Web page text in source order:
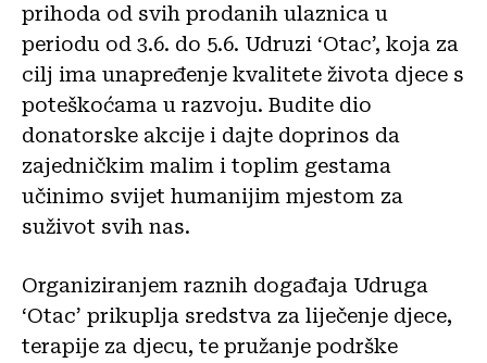
prihoda od svih prodanih ulaznica u
periodu od 3.6. do 5.6. Udruzi ‘Otac’, koja za
cilj ima unapređenje kvalitete života djece s
poteškoćama u razvoju. Budite dio
donatorske akcije i dajte doprinos da
zajedničkim malim i toplim gestama
učinimo svijet humanijim mjestom za
suživot svih nas.
Organiziranjem raznih događaja Udruga
‘Otac’ prikuplja sredstva za liječenje djece,
terapije za djecu, te pružanje podrške